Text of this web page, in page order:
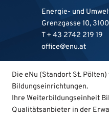
Energie- und
Grenzgasse 10,
T + 43 2742 219 19
office@enu.at
Die eNu (Standort St.
Bildungseinrichtungen.
Ihre Weiterbildungseinheit
Qualitätsanbieter in der